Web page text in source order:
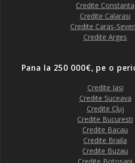
Credite Constanta
Credite Calarasi
Credite Caras-
Credite Arges
Pana la 250 000€, pe o
Credite Iasi
Credite Suceava
Credite Cluj
Credite Bucuresti
Credite Bacau
Credite Braila
Credite Buzau